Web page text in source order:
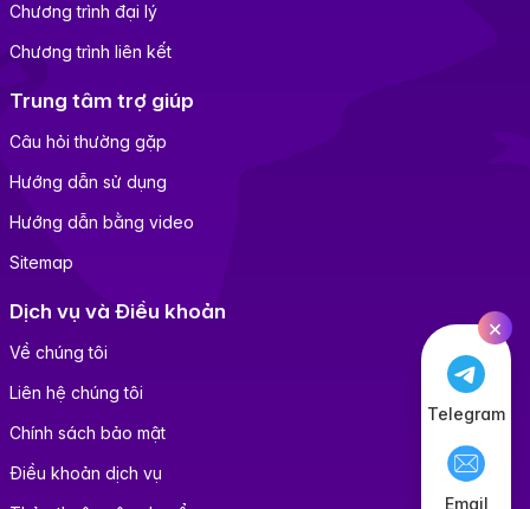
Chương trình đại lý
Chương trình liên kết
Trung tâm trợ giúp
Câu hỏi thường gặp
Hướng dẫn sử dụng
Hướng dẫn bằng video
Sitemap
Dịch vụ và Điều khoản
Về chúng tôi
Liên hệ chúng tôi
Chính sách bảo mật
Điều khoản dịch vụ
×
Telegram
Email